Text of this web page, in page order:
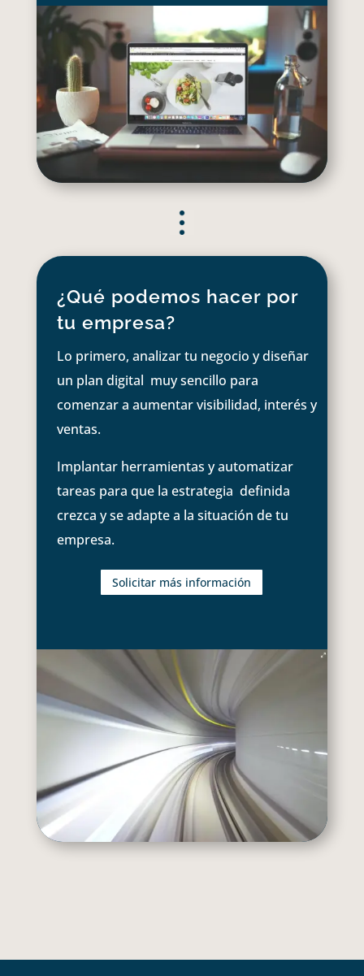
¿Qué podemos hacer por
tu empresa?
Lo primero, analizar tu negocio y diseñar
un plan digital muy sencillo para
comenzar a aumentar visibilidad, interés y
ventas.
Implantar herramientas y automatizar
tareas para que la estrategia definida
crezca y se adapte a la situación de tu
empresa.
Solicitar más información